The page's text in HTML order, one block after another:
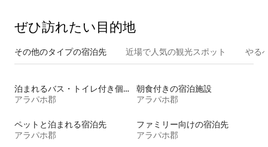
ぜひ訪⁠れ⁠た⁠い目⁠的⁠地
その他のタ⁠イ⁠プ⁠の宿⁠泊⁠先 近場で人気の観光スポット やる
泊まれるバス・トイレ付き個室
アラパホ郡
朝食付きの宿泊施設
アラパホ郡
ペットと泊まれる宿泊先
アラパホ郡
ファミリー向けの宿泊先
アラパホ郡